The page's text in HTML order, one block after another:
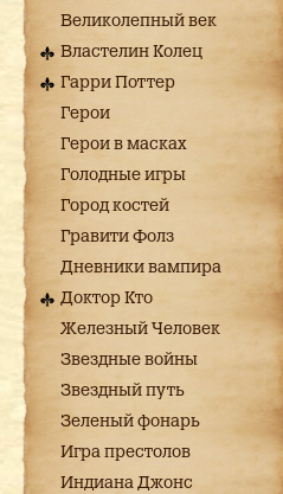
Великолепный век
Властелин Колец
Гарри Поттер
Герои
Герои в масках
Голодные игры
Город костей
Гравити Фолз
Дневники вампира
Доктор Кто
Железный Человек
Звездные войны
Звездный путь
Зеленый фонарь
Игра престолов
Индиана Джонс